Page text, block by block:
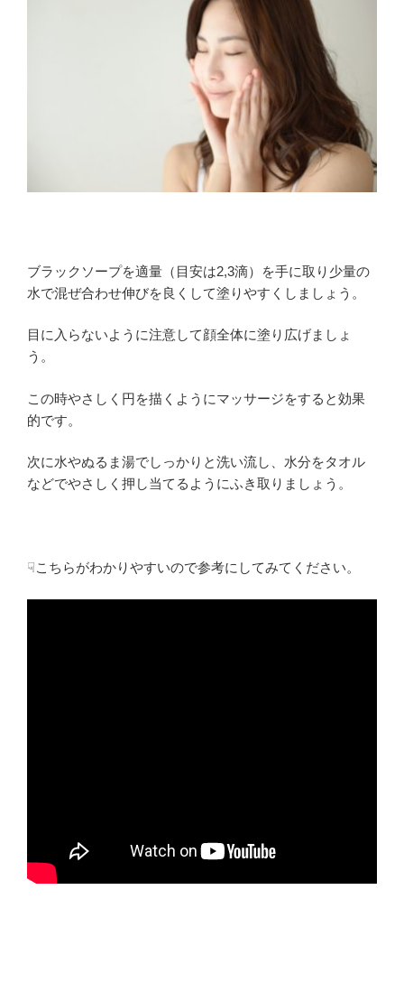
ブラックソープを適量（目安は2,3滴）を手に取り少量の
水で混ぜ合わせ伸びを良くして塗りやすくしましょう。
目に入らないように注意して顔全体に塗り広げましょ
う。
この時やさしく円を描くようにマッサージをすると効果
的です。
次に水やぬるま湯でしっかりと洗い流し、水分をタオル
などでやさしく押し当てるようにふき取りましょう。
☟こちらがわかりやすいので参考にしてみてください。